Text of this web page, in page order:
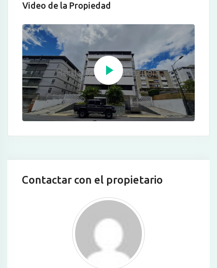
Video de la Propiedad
Contactar con el propietario